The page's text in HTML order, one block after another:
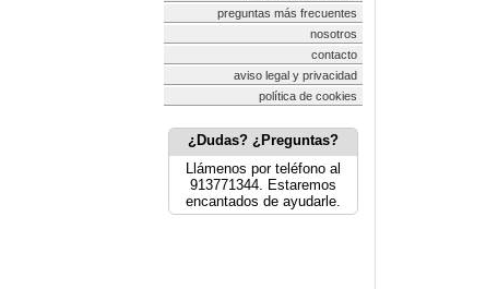
preguntas más frecuentes
nosotros
contacto
aviso legal y privacidad
política de cookies
¿Dudas? ¿Preguntas?
Llámenos por teléfono al
913771344. Estaremos
encantados de ayudarle.